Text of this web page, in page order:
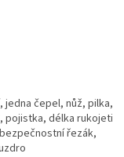
jedna čepel, nůž, pilka,
pojistka, délka rukojeti
řezák,